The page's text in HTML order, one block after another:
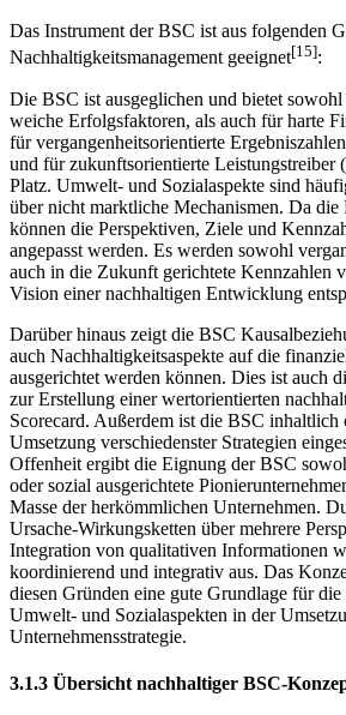
Das Instrument der BSC ist aus folgenden
Nachhaltigkeitsmanagement geeignet[15]:
Die BSC ist ausgeglichen und bietet
weiche Erfolgsfaktoren, als auch für harte
für vergangenheitsorientierte
und für zukunftsorientierte Leistungstreiber
Platz. Umwelt- und Sozialaspekte sind
über nicht marktliche Mechanismen. Da
können die Perspektiven, Ziele und
angepasst werden. Es werden sowohl
auch in die Zukunft gerichtete Kennzahlen
Vision einer nachhaltigen Entwicklung
Darüber hinaus zeigt die BSC
auch Nachhaltigkeitsaspekte auf die
ausgerichtet werden können. Dies ist auch
zur Erstellung einer wertorientierten
Scorecard. Außerdem ist die BSC
Umsetzung verschiedenster Strategien
Offenheit ergibt die Eignung der BSC
oder sozial ausgerichtete
Masse der herkömmlichen Unternehmen.
Ursache-Wirkungsketten über mehrere
Integration von qualitativen Informationen
koordinierend und integrativ aus. Das
diesen Gründen eine gute Grundlage für
Umwelt- und Sozialaspekten in der
Unternehmensstrategie.
3.1.3 Übersicht nachhaltiger BSC-